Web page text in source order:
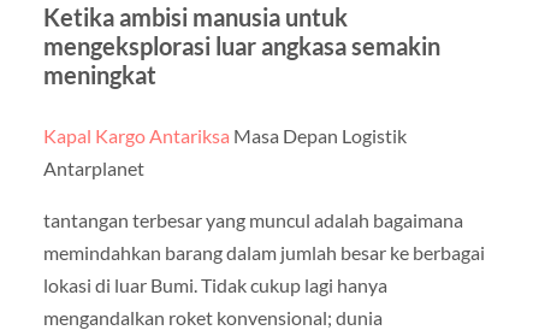
Ketika ambisi manusia untuk
mengeksplorasi luar angkasa semakin
meningkat
Kapal Kargo Antariksa Masa Depan Logistik
Antarplanet
tantangan terbesar yang muncul adalah bagaimana
memindahkan barang dalam jumlah besar ke berbagai
lokasi di luar Bumi. Tidak cukup lagi hanya
mengandalkan roket konvensional; dunia